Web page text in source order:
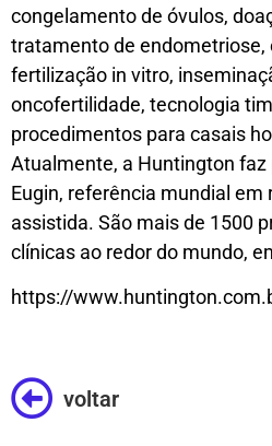
congelamento de óvulos,
tratamento de endometriose,
fertilização in vitro,
oncofertilidade, tecnologia
procedimentos para casais
Atualmente, a Huntington faz
Eugin, referência mundial em
assistida. São mais de 1500
clínicas ao redor do mundo,
https://
voltar